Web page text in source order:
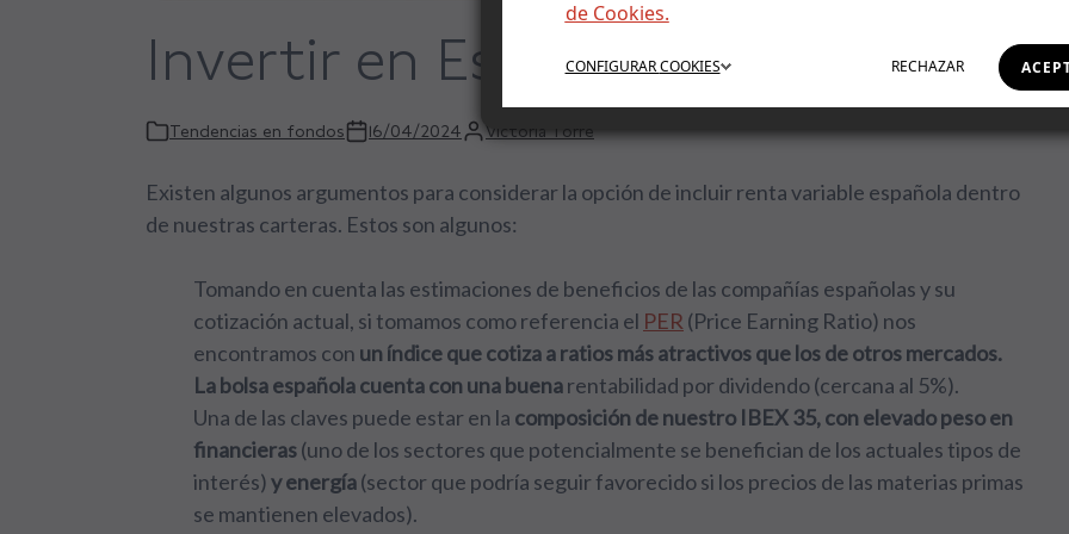
de Cookies.
RECHAZAR
CONFIGURARCOOKIES
Invertir en España
Tendencias en fondos 16/04/2024 Victoria Torre
Existen algunos argumentos para considerar la opción de incluir renta variable española dentro
de nuestras carteras. Estos son algunos:
Tomando en cuenta las estimaciones de beneficios de las compañías españolas y su
cotización actual, si tomamos como referencia el PER (Price Earning Ratio) nos
encontramos con un índice que cotiza a ratios más atractivos que los de otros mercados.
La bolsa española cuenta con una buenarentabilidad por dividendo (cercana al 5%).
Una de las claves puede estar en la composición de nuestro IBEX 35, con elevado peso en
financieras(uno de los sectores que potencialmente se benefician de los actuales tipos de
interés)y energía(sector que podría seguir favorecido si los precios de las materias primas
se mantienen elevados).